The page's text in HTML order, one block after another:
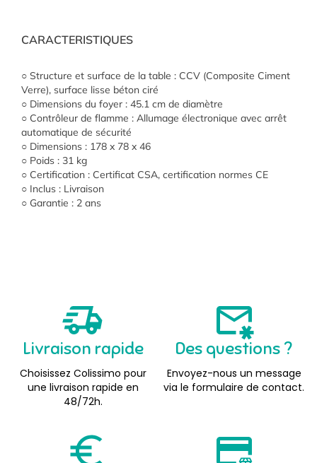
CARACTERISTIQUES
○ Structure et surface de la table : CCV (Composite Ciment
Verre), surface lisse béton ciré
○ Dimensions du foyer : 45.1 cm de diamètre
○ Contrôleur de flamme : Allumage électronique avec arrêt
automatique de sécurité
○ Dimensions : 178 x 78 x 46
○ Poids : 31 kg
○ Certification : Certificat CSA, certification normes CE
○ Inclus : Livraison
○ Garantie : 2 ans
Livraison rapide
Choisissez Colissimo pour
une livraison rapide en
48/72h.
Des questions ?
Envoyez-nous un message
via le formulaire de contact.